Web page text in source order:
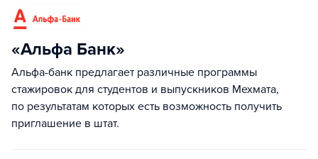
«Альфа Банк»
Альфа-банк предлагает различные программы
стажировок для студентов и выпускников Мехмата,
по результатам которых есть возможность получить
приглашение в штат.